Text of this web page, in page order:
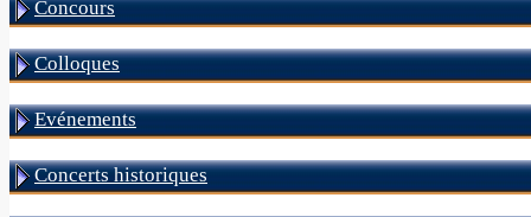
Concours
Colloques
Evénements
Concerts historiques